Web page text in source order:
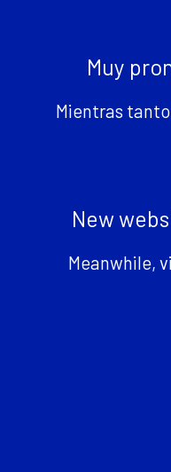
Muy
Mientras
New
Meanwhile,